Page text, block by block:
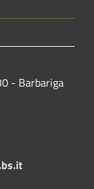
- Barbariga